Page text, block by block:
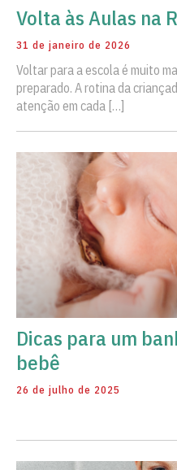
Volta às Aulas na
31 de janeiro de 2026
Voltar para a escola é muito
preparado. A rotina da
atenção em cada […]
Dicas para um
bebê
26 de julho de 2025